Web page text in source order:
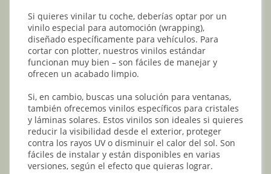
Si quieres vinilar tu coche, deberías optar por un
vinilo especial para automoción (wrapping),
diseñado específicamente para vehículos. Para
cortar con plotter, nuestros vinilos estándar
funcionan muy bien – son fáciles de manejar y
ofrecen un acabado limpio.
Si, en cambio, buscas una solución para ventanas,
también ofrecemos vinilos específicos para cristales
y láminas solares. Estos vinilos son ideales si quieres
reducir la visibilidad desde el exterior, proteger
contra los rayos UV o disminuir el calor del sol. Son
fáciles de instalar y están disponibles en varias
versiones, según el efecto que quieras lograr.